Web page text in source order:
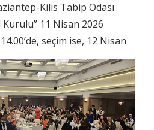
Kilis Tabip Odası
Kurulu” 11 Nisan 2026
seçim ise, 12 Nisan